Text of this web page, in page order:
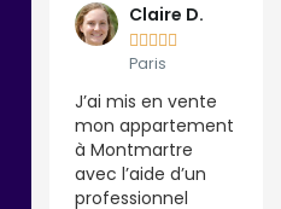
Claire D.

Paris
J’ai mis en vente
mon appartement
à Montmartre
avec l’aide d’un
professionnel